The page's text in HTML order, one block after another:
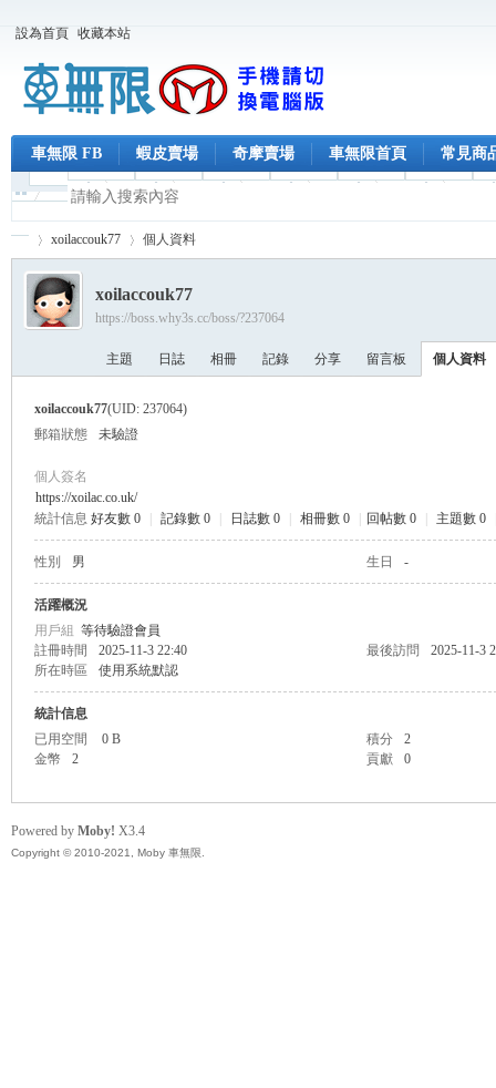
設為首頁 收藏本站
車無限 FB 蝦皮賣場 奇摩賣場 車無限首頁 常見商
›
xoilaccouk77 個人資料
xoilaccouk77
https://boss.why3s.cc/boss/?237064
主題 日誌 相冊 記錄 分享 留言板 個人資料
xoilaccouk77(UID: 237064)
郵箱狀態
未驗證
個人簽名
https://xoilac.co.uk/
統計信息 好友數 0 記錄數 0 日誌數 0 相冊數 0 回帖數 0 主題數 0
性別 男 生日 -
活躍概況
用戶組 等待驗證會員
註冊時間
2025-11-3 22:40 最後訪問
2025-11-3
所在時區
使用系統默認
統計信息
已用空間
0 B 積分
2
金幣
2 貢獻 0
Powered by Moby! X3.4
Copyright © 2010-2021, Moby 車無限.